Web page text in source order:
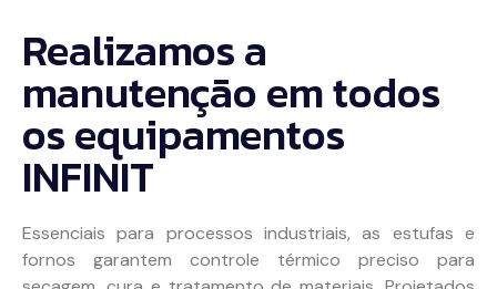
Realizamos a
manutenção em todos
os equipamentos
INFINIT
Essenciais para processos industriais, as estufas e
fornos garantem controle térmico preciso para